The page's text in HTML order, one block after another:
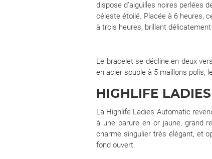
dispose d’aiguilles noires perlées
céleste étoilé. Placée à 6 heures,
à trois heures, brillant
Le bracelet se décline en deux
en acier souple à 5 maillons polis,
HIGHLIFE
La Highlife Ladies Automatic
à une parure en or jaune, grand
charme singulier très élégant, et
fond ouvert.